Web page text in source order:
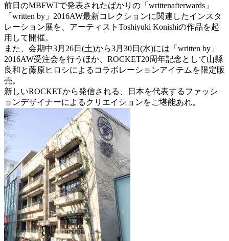
前日のMBFWTで発表されたばかりの「writtenafterwards」
「written by」 2016AW最新コレクションに関連したインスタ
レーション展を 、アーティストToshiyuki Konishiの作品を起
用して開催。
また、会期中3月26日(土)から3月30日(水)には「 written by」
2016AW受注会を行うほか、ROCKET20周年記念として山縣
良和と藤原ヒロシによるコラボレーションアイテムを限定販
売。
新しいROCKETから発信される、
日本を代表するファッシ
ョンデザイナーによるクリエイションをご堪能あれ。